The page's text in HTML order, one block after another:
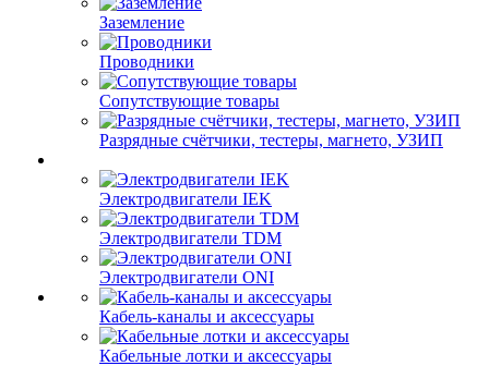
Заземление
Проводники
Сопутствующие товары
Разрядные счётчики, тестеры, магнето, УЗИП
Электродвигатели IEK
Электродвигатели TDM
Электродвигатели ONI
Кабель-каналы и аксессуары
Кабельные лотки и аксессуары